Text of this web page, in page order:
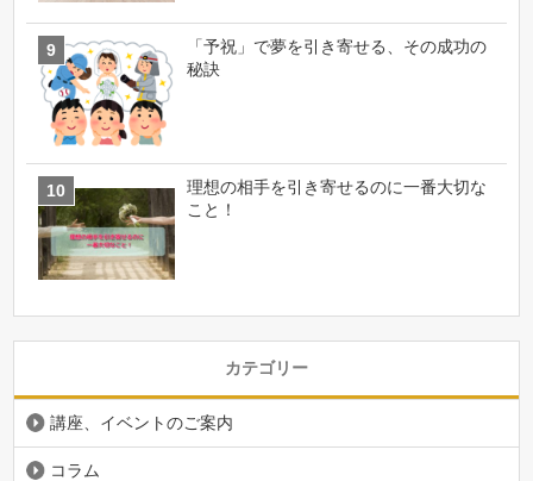
「予祝」で夢を引き寄せる、その成功の
秘訣
理想の相手を引き寄せるのに一番大切な
こと！
カテゴリー
講座、イベントのご案内
コラム